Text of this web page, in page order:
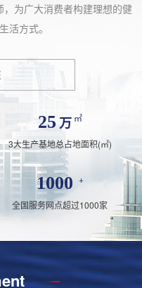
为广大消费者构建理想的健
活方式。
25万 ㎡
3大生产基地总占地面积(㎡)
1000 +
全国服务网点超过1000家